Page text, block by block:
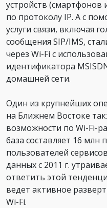
устройств (смартфонов
по протоколу IP. А с
услуги связи, включая
сообщения SIP/IMS,
через Wi-Fi с
идентификатора
домашней сети.
Один из крупнейших
на Ближнем Востоке
возможности по Wi-Fi-
база составляет 16 млн
пользователей
данных с 2011 г.
ответить этой
ведет активное
Wi-Fi.